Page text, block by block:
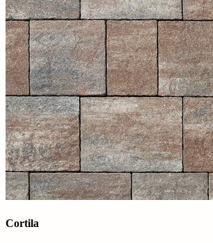
Cortila